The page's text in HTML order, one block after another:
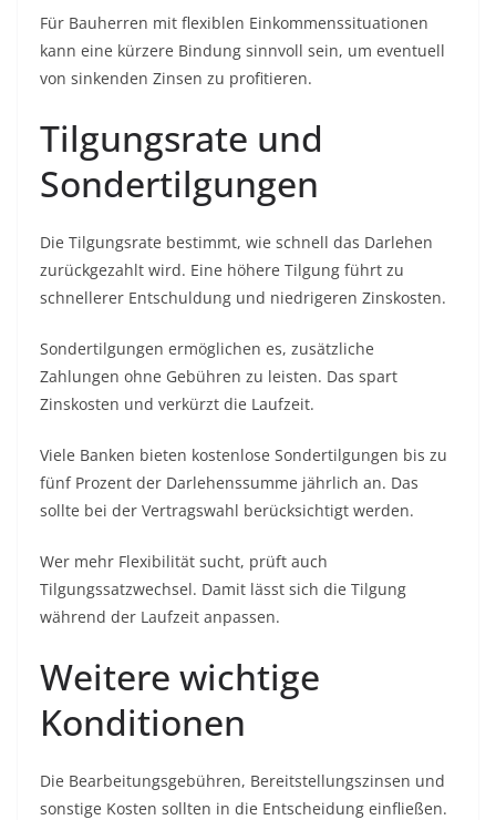
Für Bauherren mit flexiblen Einkommenssituationen
kann eine kürzere Bindung sinnvoll sein, um eventuell
von sinkenden Zinsen zu profitieren.
Tilgungsrate und
Sondertilgungen
Die Tilgungsrate bestimmt, wie schnell das Darlehen
zurückgezahlt wird. Eine höhere Tilgung führt zu
schnellerer Entschuldung und niedrigeren Zinskosten.
Sondertilgungen ermöglichen es, zusätzliche
Zahlungen ohne Gebühren zu leisten. Das spart
Zinskosten und verkürzt die Laufzeit.
Viele Banken bieten kostenlose Sondertilgungen bis zu
fünf Prozent der Darlehenssumme jährlich an. Das
sollte bei der Vertragswahl berücksichtigt werden.
Wer mehr Flexibilität sucht, prüft auch
Tilgungssatzwechsel. Damit lässt sich die Tilgung
während der Laufzeit anpassen.
Weitere wichtige
Konditionen
Die Bearbeitungsgebühren, Bereitstellungszinsen und
sonstige Kosten sollten in die Entscheidung einfließen.